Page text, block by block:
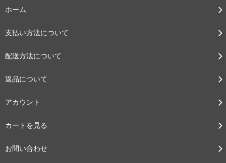
ホーム
支払い方法について
配送方法について
返品について
アカウント
カートを見る
お問い合わせ